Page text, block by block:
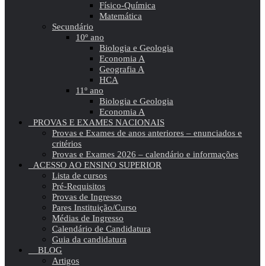
Físico-Química
Matemática
Secundário
10º ano
Biologia e Geologia
Economia A
Geografia A
HCA
11º ano
Biologia e Geologia
Economia A
PROVAS E EXAMES NACIONAIS
Provas e Exames de anos anteriores – enunciados e
critérios
Provas e Exames 2026 – calendário e informações
ACESSO AO ENSINO SUPERIOR
Lista de cursos
Pré-Requisitos
Provas de Ingresso
Pares Instituição/Curso
Médias de Ingresso
Calendário de Candidatura
Guia da candidatura
BLOG
Artigos